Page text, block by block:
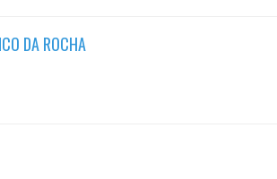
DA ROCHA